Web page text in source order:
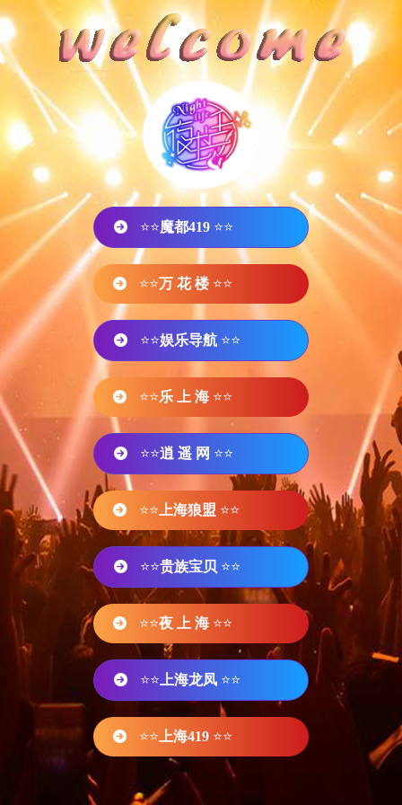
⭐⭐魔都419 ⭐⭐
⭐⭐万 花 楼 ⭐⭐
⭐⭐娱乐导航 ⭐⭐
⭐⭐乐 上 海 ⭐⭐
⭐⭐逍 遥 网 ⭐⭐
⭐⭐ 上海狼盟 ⭐⭐
⭐⭐贵族宝贝 ⭐⭐
⭐⭐夜 上 海 ⭐⭐
⭐⭐ 上海龙凤 ⭐⭐
⭐⭐ 上海419 ⭐⭐